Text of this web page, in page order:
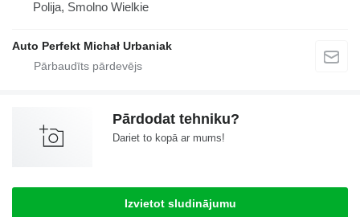
Polija, Smolno Wielkie
Auto Perfekt Michał Urbaniak
Pārdodat tehniku?
Dariet to kopā ar mums!
Izvietot sludinājumu